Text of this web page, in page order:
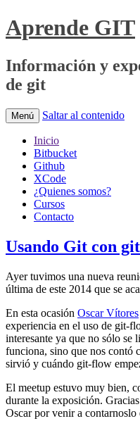
Aprende GIT
Información y
de git
Menú Saltar al contenido
Inicio
Bitbucket
Github
XCode
¿Quienes somos?
Cursos
Contacto
Usando Git con
Ayer tuvimos una nueva
última de este 2014 que se
En esta ocasión Oscar Vítores
experiencia en el uso de git-
interesante ya que no sólo se
funciona, sino que nos contó
sirvió y cuándo git-flow
El meetup estuvo muy bien,
durante la exposición.
Oscar por venir a contarnoslo